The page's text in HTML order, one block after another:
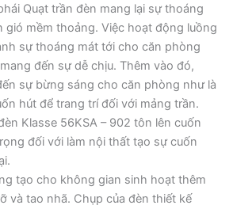
Quạt trần đèn mang lại sự thoáng
gió mềm thoảng. Việc hoạt động luồng
sự thoáng mát tới cho căn phòng
đến sự dễ chịu. Thêm vào đó,
sự bừng sáng cho căn phòng như là
hút để trang trí đối với mảng trần.
Klasse 56KSA – 902 tôn lên cuốn
đối với làm nội thất tạo sự cuốn
tạo cho không gian sinh hoạt thêm
và tao nhã. Chụp của đèn thiết kế